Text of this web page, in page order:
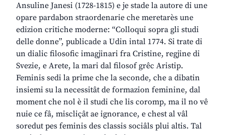
Ansuline Janesi (1728-1815) e je stade la autore di une
opare pardabon straordenarie che meretarès une
edizion critiche moderne: “Colloqui sopra gli studi
delle donne”, publicade a Udin intal 1774. Si trate di
un dialic filosofic imagjinari fra Cristine, regjine di
Svezie, e Arete, la mari dal filosof grêc Aristip.
Feminis sedi la prime che la seconde, che a dibatin
insiemi su la necessitât de formazion feminine, dal
moment che nol è il studi che lis coromp, ma il no vê
nuie ce fâ, miscliçât ae ignorance, e chest al vâl
soredut pes feminis des classis sociâls plui altis. Tal